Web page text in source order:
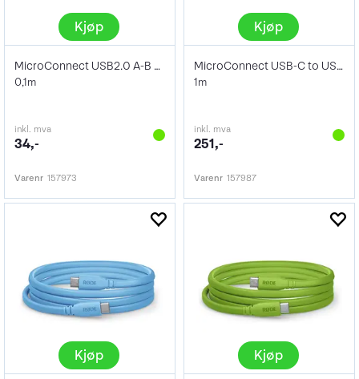
Kjøp
MicroConnect USB2.0 A-B Kabel 0,1m
0,1m
inkl. mva
34,-
Varenr 157973
Kjøp
MicroConnect USB-C to USB3.0 B 1m
1m
inkl. mva
251,-
Varenr 157987
Kjøp Kjøp